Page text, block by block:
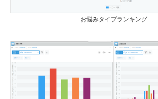
お悩みタイプランキング